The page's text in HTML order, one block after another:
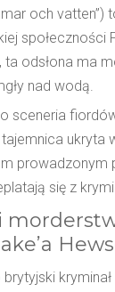
och
ta odsłona ma
nad wodą.
sceneria
ukryta
prowadzonym
się z
brytyjski